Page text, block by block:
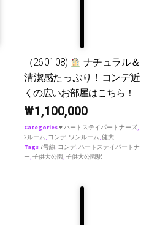
（26.01.08)
ナチュラル＆
清潔感たっぷり！コンデ近
くの広いお部屋はこちら！
₩1,100,000
Categories♥ ハートステイパートナーズ,
2ルーム, コンデ, ワンルーム,健大
Tags7号線, コンデ,ハートステイパートナ
ー,子供大公園,子供大公園駅